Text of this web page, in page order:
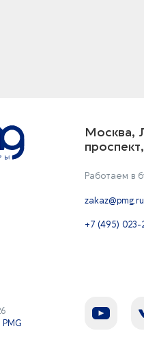
Москва,
Работаем в
zakaz@pmg.ru
+7 (495) 023-